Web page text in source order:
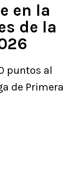
en la
de la
puntos al
de Primera